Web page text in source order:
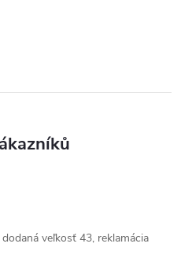
veľkosť 43, reklamácia